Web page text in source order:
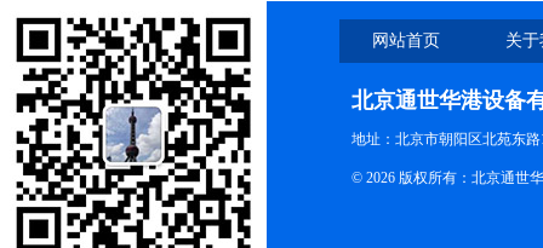
网站首页 关
北京通世华港设备
地址：北京市朝阳区北苑东路
© 2026 版权所有：北京通世